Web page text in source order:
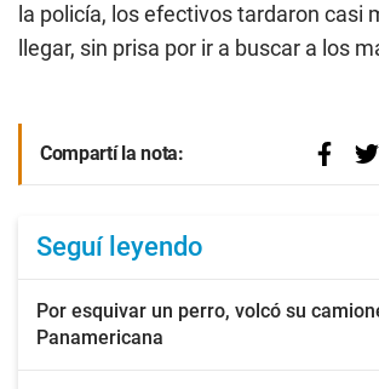
la policía, los efectivos tardaron casi
llegar, sin prisa por ir a buscar a los
Compartí la nota:
Seguí leyendo
Por esquivar un perro, volcó su
Panamericana